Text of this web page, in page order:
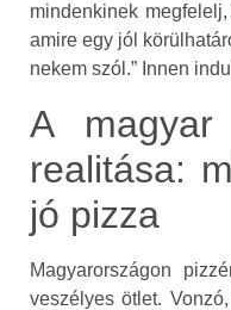
mindenkinek
amire egy jól
nekem szól.” Innen
A magyar
realitása:
jó pizza
Magyarországon
veszélyes ötlet.